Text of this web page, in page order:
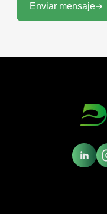
Enviar mensaje